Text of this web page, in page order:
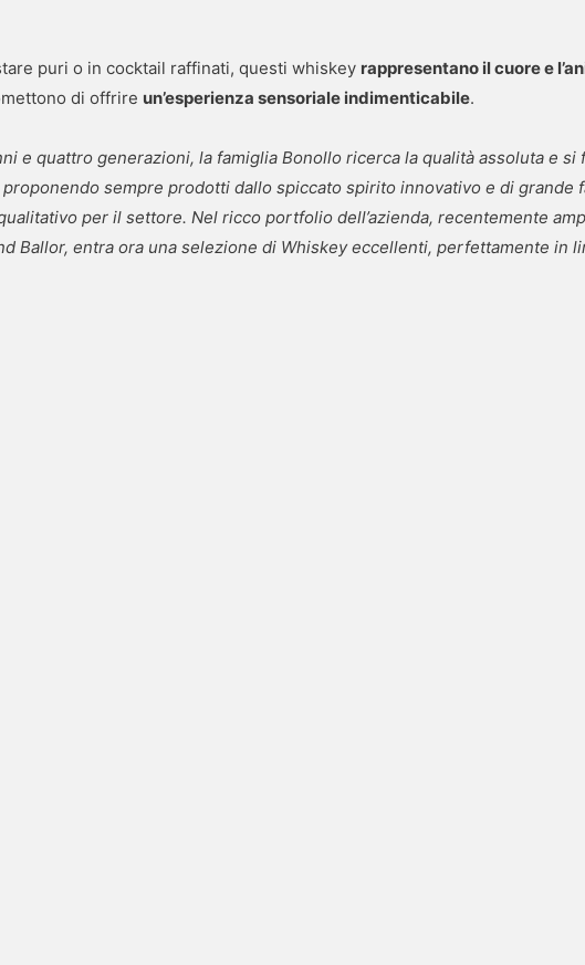
puri o in cocktail raffinati, questi whiskey rappresentano il cuore e
di offrire un’esperienza sensoriale indimenticabile.
e quattro generazioni, la famiglia Bonollo ricerca la qualità assoluta e
proponendo sempre prodotti dallo spiccato spirito innovativo e di
per il settore. Nel ricco portfolio dell’azienda, recentemente
Ballor, entra ora una selezione di Whiskey eccellenti, perfettamente in